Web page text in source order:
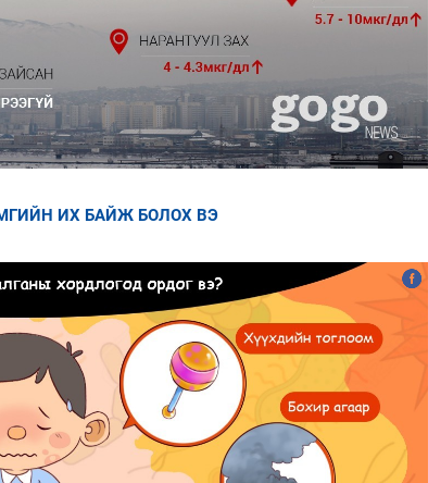
ИХ БАЙЖ БОЛОХ ВЭ